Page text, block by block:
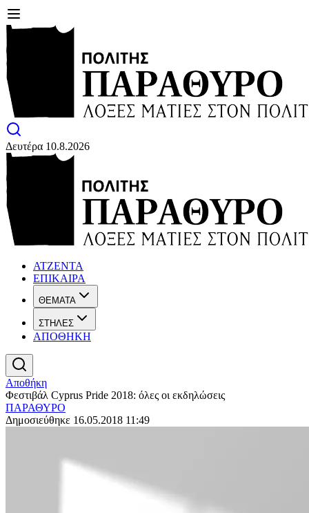
Δευτέρα 10.8.2026
ΑΤΖΕΝΤΑ
ΕΠΙΚΑΙΡΑ
ΘΕΜΑΤΑ
ΣΤΗΛΕΣ
ΑΠΟΘΗΚΗ
Αποθήκη
Φεστιβάλ Cyprus Pride 2018: όλες οι εκδηλώσεις
ΠΑΡΑΘΥΡΟ
Δημοσιεύθηκε 16.05.2018 11:49